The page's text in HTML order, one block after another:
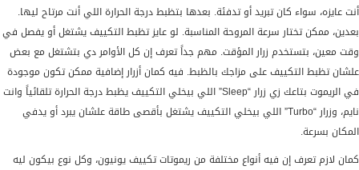
أنت عايزه، سواء كان تبريد أو تدفئة. بعدها بتظبط درجة الحرارة اللي أنت مرتاح ليها.
بعدين، ممكن تختار سرعة المروحة المناسبة. لو عايز تظبط التكييف يشتغل أو يفصل في
وقت معين، بتستخدم زرار المؤقت. مهم جداً تعرف إن كل الأوامر دي بتشتغل مع بعض
علشان تظبط التكييف على مزاجك بالظبط. فيه كمان أزرار إضافية ممكن تكون موجودة
في الريموت بتاعك زي زرار “Sleep” اللي بيخلي التكييف يظبط درجة الحرارة تلقائياً وانت
نايم، وزرار “Turbo” اللي بيخلي التكييف يشتغل بأقصى طاقة علشان يبرد أو يدفي
المكان بسرعة.
كمان لازم تعرف إن فيه أنواع مختلفة من ريموتات تكييف يونيون، وكل نوع بيكون ليه